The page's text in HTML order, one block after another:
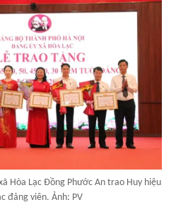
Hòa Lạc Đồng Phước An trao Huy hiệu
đảng viên. Ảnh: PV